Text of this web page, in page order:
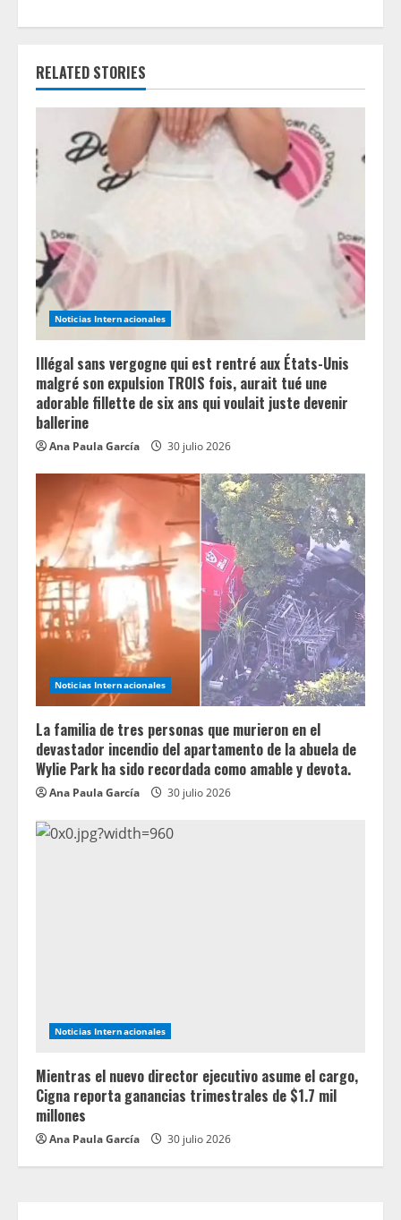
u
R
a
d
i
n
g
RELATED STORIES
Noticias Internacionales
Illégal sans vergogne qui est rentré aux États-Unis
malgré son expulsion TROIS fois, aurait tué une
adorable fillette de six ans qui voulait juste devenir
ballerine
Ana Paula García 30 julio 2026
Noticias Internacionales
La familia de tres personas que murieron en el
devastador incendio del apartamento de la abuela de
Wylie Park ha sido recordada como amable y devota.
Ana Paula García 30 julio 2026
Noticias Internacionales
Mientras el nuevo director ejecutivo asume el cargo,
Cigna reporta ganancias trimestrales de $1.7 mil
millones
Ana Paula García 30 julio 2026